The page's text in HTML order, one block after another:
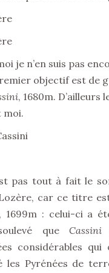
je n’en suis pas
objectif est de
, 1680m. D’ailleurs
moi.
pas tout à fait le
car ce titre
, 1699m : celui-ci a
queCassini
considérables qui
les Pyrénées de